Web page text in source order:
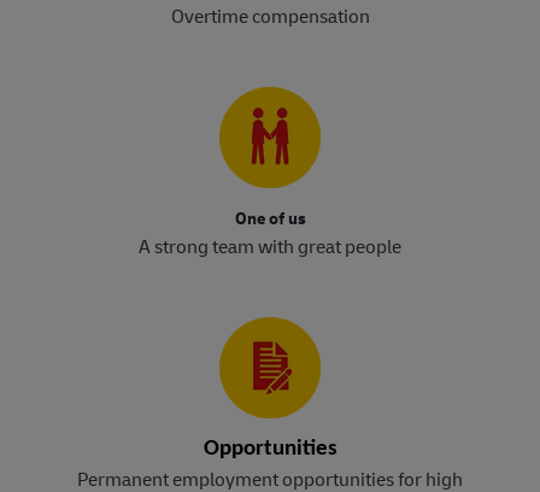
Overtime compensation
One of us
A strong team with great people
Opportunities
Permanent employment opportunities for high